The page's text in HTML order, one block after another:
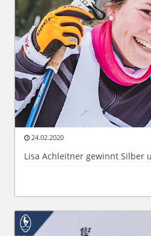
24.02.2020
Lisa Achleitner gewinnt Silber